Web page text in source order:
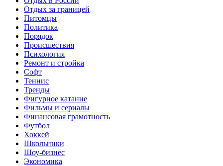
Отдых за границей
Питомцы
Политика
Порядок
Происшествия
Психология
Ремонт и стройка
Софт
Теннис
Тренды
Фигурное катание
Фильмы и сериалы
Финансовая грамотность
Футбол
Хоккей
Школьники
Шоу-бизнес
Экономика